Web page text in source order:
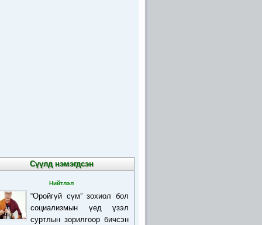
Сүүлд нэмэгдсэн
Нийтлэл
“Оройгүй сүм” зохиол бол
социализмын үед үзэл
суртлын зорилгоор бичсэн